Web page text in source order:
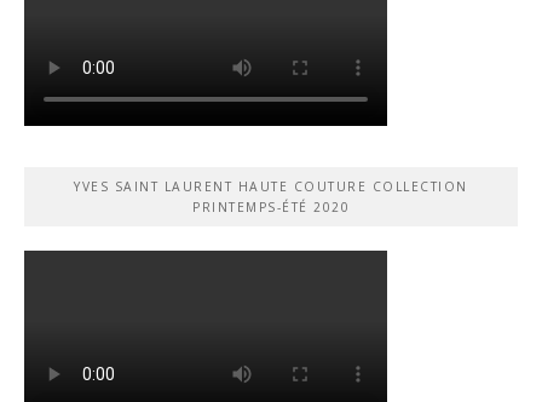
YVES SAINT LAURENT HAUTE COUTURE COLLECTION
PRINTEMPS-ÉTÉ 2020